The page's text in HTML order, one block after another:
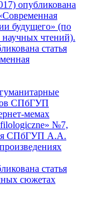
статья
СПбГУП
мемах
статья
сюжетах